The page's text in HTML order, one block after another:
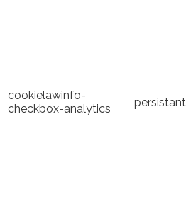
cookielawinfo-
checkbox-analytics
persistant